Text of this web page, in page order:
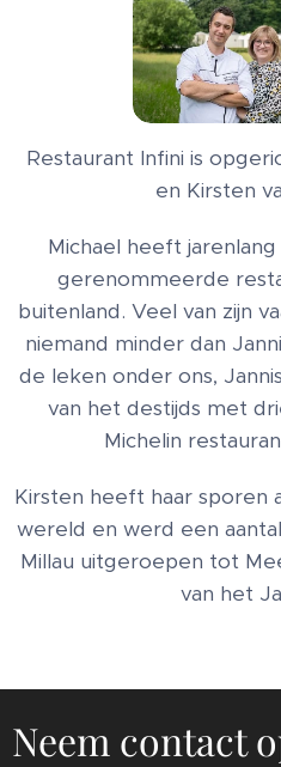
Restaurant Infini is
en Kirsten
Michael heeft
gerenommeerde
buitenland. Veel van zijn
niemand minder dan
de leken onder ons,
van het destijds met
Michelin
Kirsten heeft haar sporen
wereld en werd een
Millau uitgeroepen tot
van het
Neem contact